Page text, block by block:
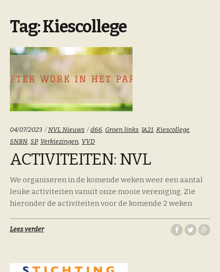
Tag:Kiescollege
04/07/2023 Categoriën:
NVL Nieuws Tags:
d66 Groen links JA21 Kiescollege
SNBN, SP, Verkiezingen VVD
ACTIVITEITEN: NVL
We organiseren in de komende weken weer een aantal
leuke activiteiten vanuit onze mooie vereniging. Zie
hieronder de activiteiten voor de komende 2 weken
Lees verder